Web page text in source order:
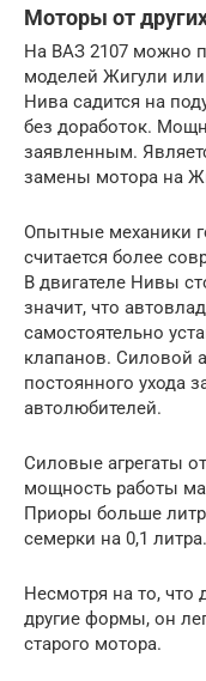
Моторы от
На ВАЗ 2107 можно
моделей Жигули
Нива садится на
без доработок.
заявленным.
замены мотора на
Опытные механики
считается более
В двигателе Нивы
значит, что
самостоятельно
клапанов. Силовой
постоянного ухода
автолюбителей.
Силовые агрегаты
мощность работы
Приоры больше
семерки на 0,1 литра.
Несмотря на то, что
другие формы, он
старого мотора.